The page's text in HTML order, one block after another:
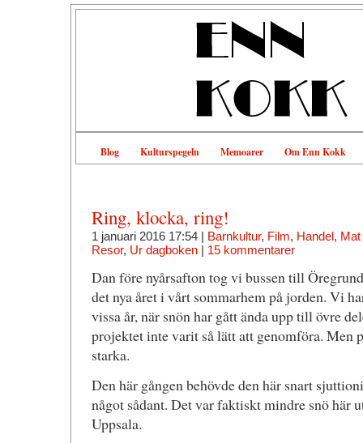
Blog Kulturspegeln Memoarer Om Enn Kokk
Ring, klocka, ring!
1 januari 2016 17:54 | Barnkultur, Film, Handel,
Resor, Ur dagboken| 15 kommentarer
Dan före nyårsafton tog vi bussen till
det nya året i vårt sommarhem på jorden. Vi
vissa år, när snön har gått ända upp till övre
projektet inte varit så lätt att genomföra. Men
starka.
Den här gången behövde den här snart
något sådant. Det var faktiskt mindre snö här
Uppsala.